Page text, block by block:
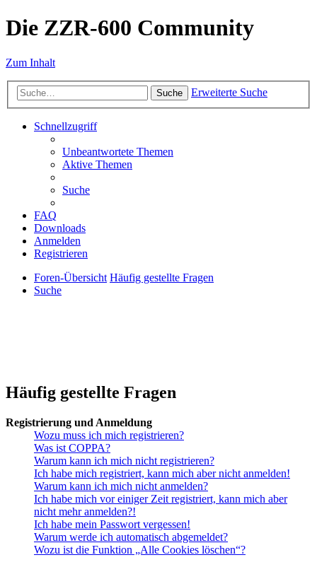
Die ZZR-600 Community
Zum Inhalt
Suche Erweiterte Suche
Schnellzugriff
Unbeantwortete Themen
Aktive Themen
Suche
FAQ
Downloads
Anmelden
Registrieren
Foren-Übersicht Häufig gestellte Fragen
Suche
Häufig gestellte Fragen
Registrierung und Anmeldung
Wozu muss ich mich registrieren?
Was ist COPPA?
Warum kann ich mich nicht registrieren?
Ich habe mich registriert, kann mich aber nicht anmelden!
Warum kann ich mich nicht anmelden?
Ich habe mich vor einiger Zeit registriert, kann mich aber
nicht mehr anmelden?!
Ich habe mein Passwort vergessen!
Warum werde ich automatisch abgemeldet?
Wozu ist die Funktion „Alle Cookies löschen“?